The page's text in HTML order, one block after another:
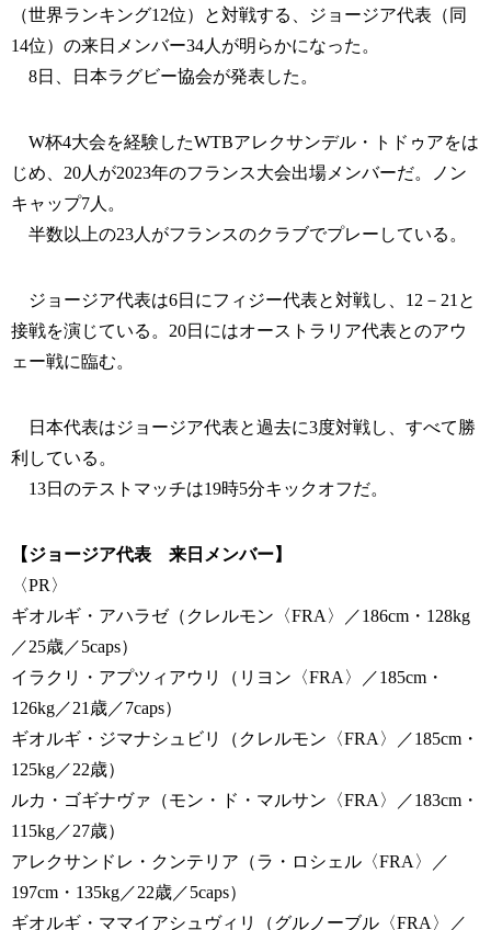
（世界ランキング12位）と対戦する、ジョージア代表（同
14位）の来日メンバー34人が明らかになった。
8日、日本ラグビー協会が発表した。
W杯4大会を経験したWTBアレクサンデル・トドゥアをは
じめ、20人が2023年のフランス大会出場メンバーだ。ノン
キャップ7人。
半数以上の23人がフランスのクラブでプレーしている。
ジョージア代表は6日にフィジー代表と対戦し、12－21と
接戦を演じている。20日にはオーストラリア代表とのアウ
ェー戦に臨む。
日本代表はジョージア代表と過去に3度対戦し、すべて勝
利している。
13日のテストマッチは19時5分キックオフだ。
【ジョージア代表 来日メンバー】
〈PR〉
ギオルギ・アハラゼ（クレルモン〈FRA〉／186cm・128kg
／25歳／5caps）
イラクリ・アプツィアウリ（リヨン〈FRA〉／185cm・
126kg／21歳／7caps）
ギオルギ・ジマナシュビリ（クレルモン〈FRA〉／185cm・
125kg／22歳）
ルカ・ゴギナヴァ（モン・ド・マルサン〈FRA〉／183cm・
115kg／27歳）
アレクサンドレ・クンテリア（ラ・ロシェル〈FRA〉／
197cm・135kg／22歳／5caps）
ギオルギ・ママイアシュヴィリ（グルノーブル〈FRA〉／